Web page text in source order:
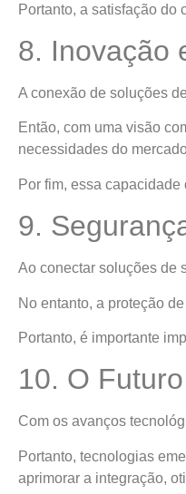
Portanto, a satisfação do
8. Inovação
A conexão de soluções
Então, com uma visão
necessidades do
Por fim, essa
9.
Ao conectar soluções de
No entanto, a proteção
Portanto, é importante
10. O
Com os avanços
Portanto, tecnologias
aprimorar a integração,